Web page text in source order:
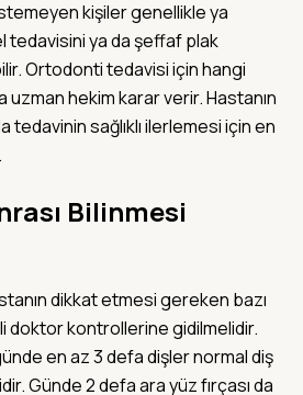
kişiler genellikle ya
tedavisini ya da şeffaf plak
Ortodonti tedavisi için hangi
uzman hekim karar verir. Hastanın
sağlıklı ilerlemesi için en
Bilinmesi
dikkat etmesi gereken bazı
doktor kontrollerine gidilmelidir.
en az 3 defa dişler normal diş
Günde 2 defa ara yüz fırçası da